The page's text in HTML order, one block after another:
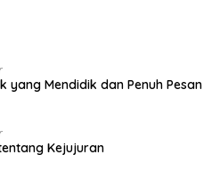
yang Mendidik dan Penuh Pesan
Kejujuran